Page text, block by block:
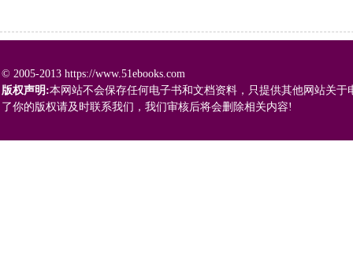
© 2005-2013 https://www.51ebooks.com
版权声明:本网站不会保存任何电子书和文档资料，只提供其他网站关
了你的版权请及时联系我们，我们审核后将会删除相关内容!